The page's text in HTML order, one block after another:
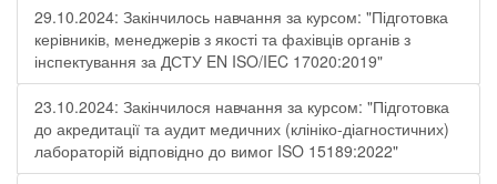
29.10.2024: Закінчилось навчання за курсом: "Підготовка
керівників, менеджерів з якості та фахівців органів з
інспектування за ДСТУ EN ISO/IEC 17020:2019"
23.10.2024: Закінчилося навчання за курсом: "Підготовка
до акредитації та аудит медичних (клініко-діагностичних)
лабораторій відповідно до вимог ISO 15189:2022"